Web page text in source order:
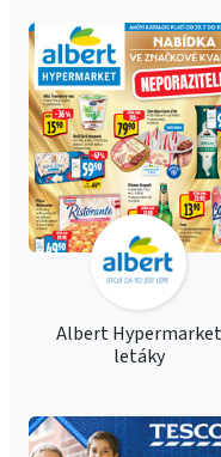
Albert Hypermarket
letáky